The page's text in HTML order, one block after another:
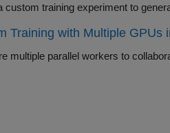
custom training experiment to
Training with Multiple GPUs